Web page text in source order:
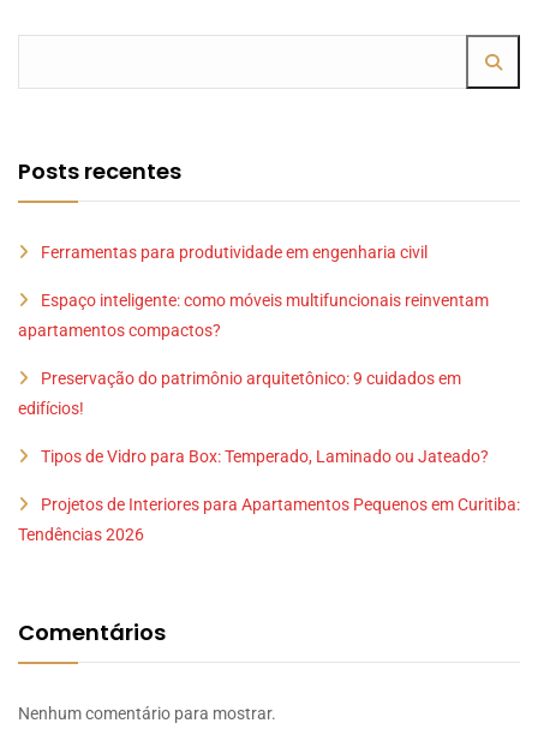
Posts recentes
Ferramentas para produtividade em engenharia civil
Espaço inteligente: como móveis multifuncionais reinventam
apartamentos compactos?
Preservação do patrimônio arquitetônico: 9 cuidados em
edifícios!
Tipos de Vidro para Box: Temperado, Laminado ou Jateado?
Projetos de Interiores para Apartamentos Pequenos em Curitiba:
Tendências 2026
Comentários
Nenhum comentário para mostrar.